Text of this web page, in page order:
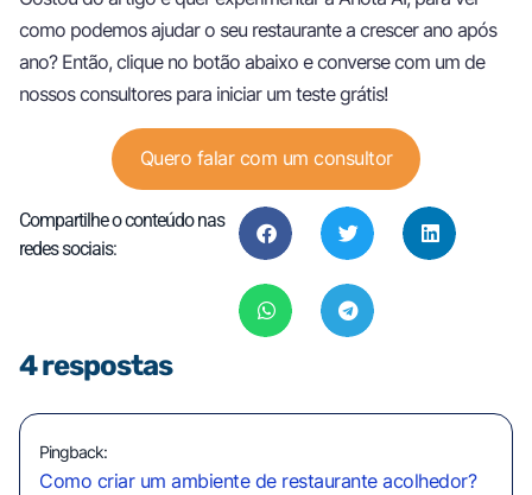
como podemos ajudar o seu restaurante a crescer ano após
ano? Então, clique no botão abaixo e converse com um de
nossos consultores para iniciar um teste grátis!
Quero falar com um consultor
Compartilhe o conteúdo nas
redes sociais:
4 respostas
Pingback:
Como criar um ambiente de restaurante acolhedor?